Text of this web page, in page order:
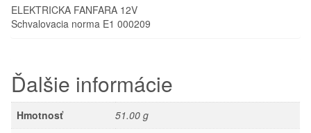
ELEKTRICKA FANFARA 12V
Schvalovacia norma E1 000209
Ďalšie informácie
Hmotnosť
51.00 g